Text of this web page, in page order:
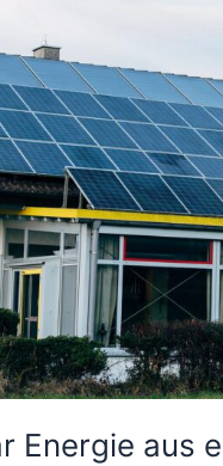
Energie aus